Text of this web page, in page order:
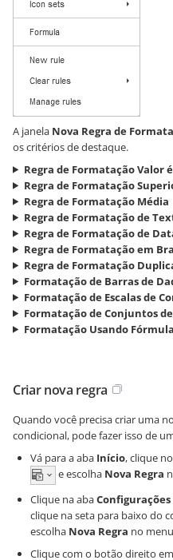
A janela Nova Regra de
os critérios de destaque.
Regra de Formatação Valor é
Regra de Formatação
Regra de Formatação Média
Regra de Formatação de
Regra de Formatação de
Regra de Formatação em
Regra de Formatação
Formatação de Barras de
Formatação de Escalas de
Formatação de Conjuntos
Formatação Usando
Criar nova regra
Quando você precisa criar uma
condicional, pode fazer isso de
Vá para a aba Início, clique
e escolha Nova Regra
Clique na abaConfigurações
clique na seta para baixo do
escolha Nova Regra no
Clique com o botão direito